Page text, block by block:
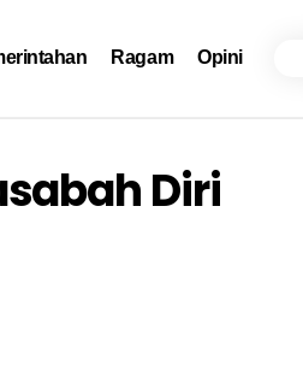
Ragam Opini
Diri